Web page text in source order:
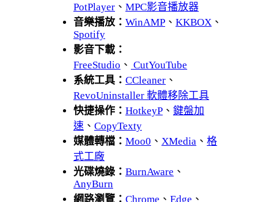
PotPlayer 、 MPC影音播放器
音樂播放： WinAMP 、 KKBOX 、
Spotify
影音下載：
FreeStudio 、 CutYouTube
系統工具： CCleaner 、
RevoUninstaller 軟體移除工具
快捷操作： HotkeyP 、 鍵盤加
速 、 CopyTexty
媒體轉檔： Moo0 、 XMedia 、 格
式工廠
光碟燒錄： BurnAware 、
AnyBurn
網路瀏覽： Chrome 、 Edge 、